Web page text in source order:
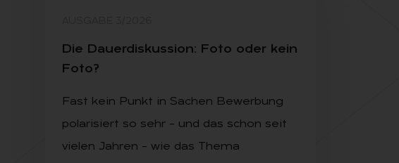
Die Dau­er­dis­kus­si­on: Foto oder kein
Foto?
Fast kein Punkt in Sachen Bewerbung
polarisiert so sehr – und das schon seit
vielen Jahren – wie das Thema